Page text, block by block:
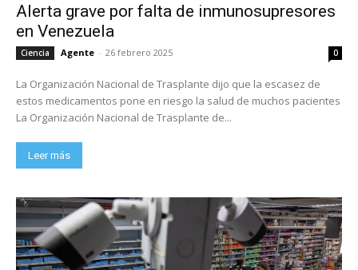
Alerta grave por falta de inmunosupresores
en Venezuela
Ciencia Agente - 26 febrero 2025 0
La Organización Nacional de Trasplante dijo que la escasez de
estos medicamentos pone en riesgo la salud de muchos pacientes
La Organización Nacional de Trasplante de...
Leer más